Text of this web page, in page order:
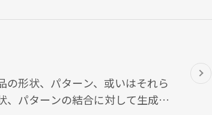
の形状、パターン、或いはそれら
、パターンの結合に対して生成し